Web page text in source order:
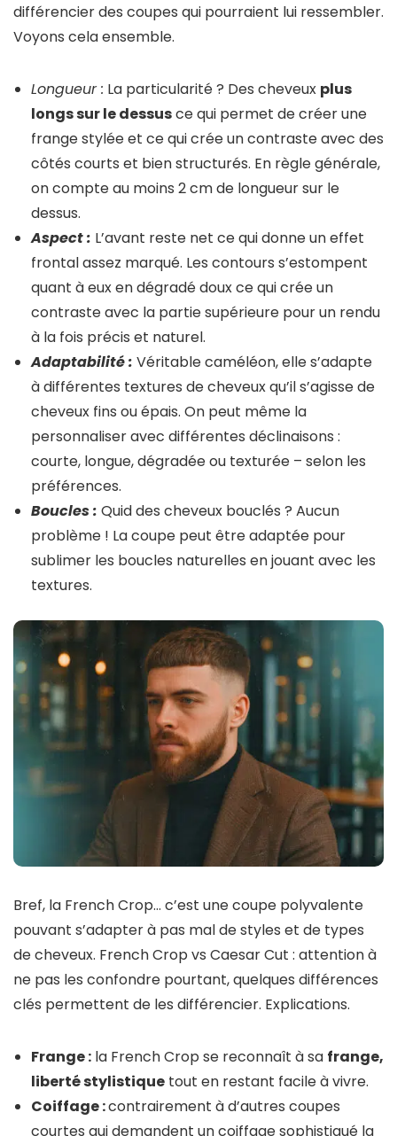
différencier des coupes qui pourraient lui ressembler.
Voyons cela ensemble.
Longueur : La particularité ? Des cheveux plus
longs sur le dessusce qui permet de créer une
frange stylée et ce qui crée un contraste avec des
côtés courts et bien structurés. En règle générale,
on compte au moins 2 cm de longueur sur le
dessus.
Aspect : L’avant reste net ce qui donne un effet
frontal assez marqué. Les contours s’estompent
quant à eux en dégradé doux ce qui crée un
contraste avec la partie supérieure pour un rendu
à la fois précis et naturel.
Adaptabilité : Véritable caméléon, elle s’adapte
à différentes textures de cheveux qu’il s’agisse de
cheveux fins ou épais. On peut même la
personnaliser avec différentes déclinaisons :
courte, longue, dégradée ou texturée – selon les
préférences.
Boucles : Quid des cheveux bouclés ? Aucun
problème ! La coupe peut être adaptée pour
sublimer les boucles naturelles en jouant avec les
textures.
Bref, la French Crop… c’est une coupe polyvalente
pouvant s’adapter à pas mal de styles et de types
de cheveux. French Crop vs Caesar Cut : attention à
ne pas les confondre pourtant, quelques différences
clés permettent de les différencier. Explications.
Frange : la French Crop se reconnaît à sa frange,
liberté stylistique tout en restant facile à vivre.
Coiffage :contrairement à d’autres coupes
courtes qui demandent un coiffage sophistiqué la